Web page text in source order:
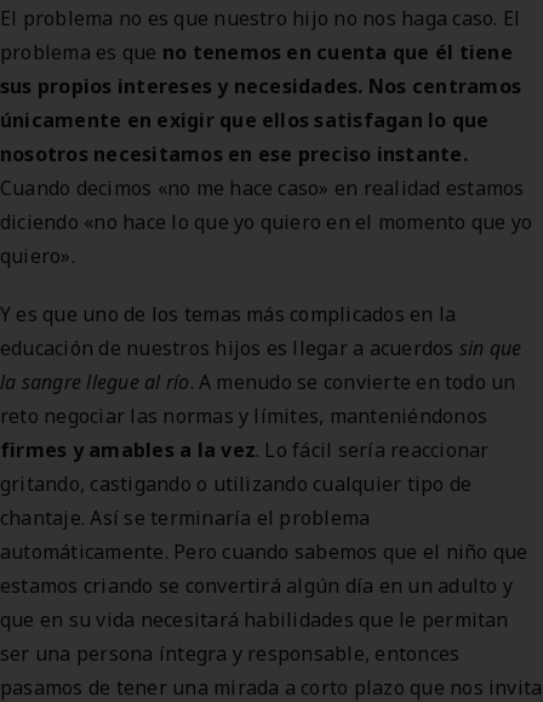
El problema no es que nuestro hijo no nos haga caso. El
problema es que no tenemos en cuenta que él tiene
sus propios intereses y necesidades. Nos centramos
únicamente en exigir que ellos satisfagan lo que
nosotros necesitamos en ese preciso instante.
Cuando decimos «no me hace caso» en realidad estamos
diciendo «no hace lo que yo quiero en el momento que yo
quiero».
Y es que uno de los temas más complicados en la
educación de nuestros hijos es llegar a acuerdos sin que
la sangre llegue al río. A menudo se convierte en todo un
reto negociar las normas y límites, manteniéndonos
firmes y amables a la vez. Lo fácil sería reaccionar
gritando, castigando o utilizando cualquier tipo de
chantaje. Así se terminaría el problema
automáticamente. Pero cuando sabemos que el niño que
estamos criando se convertirá algún día en un adulto y
que en su vida necesitará habilidades que le permitan
ser una persona íntegra y responsable, entonces
pasamos de tener una mirada a corto plazo que nos invita